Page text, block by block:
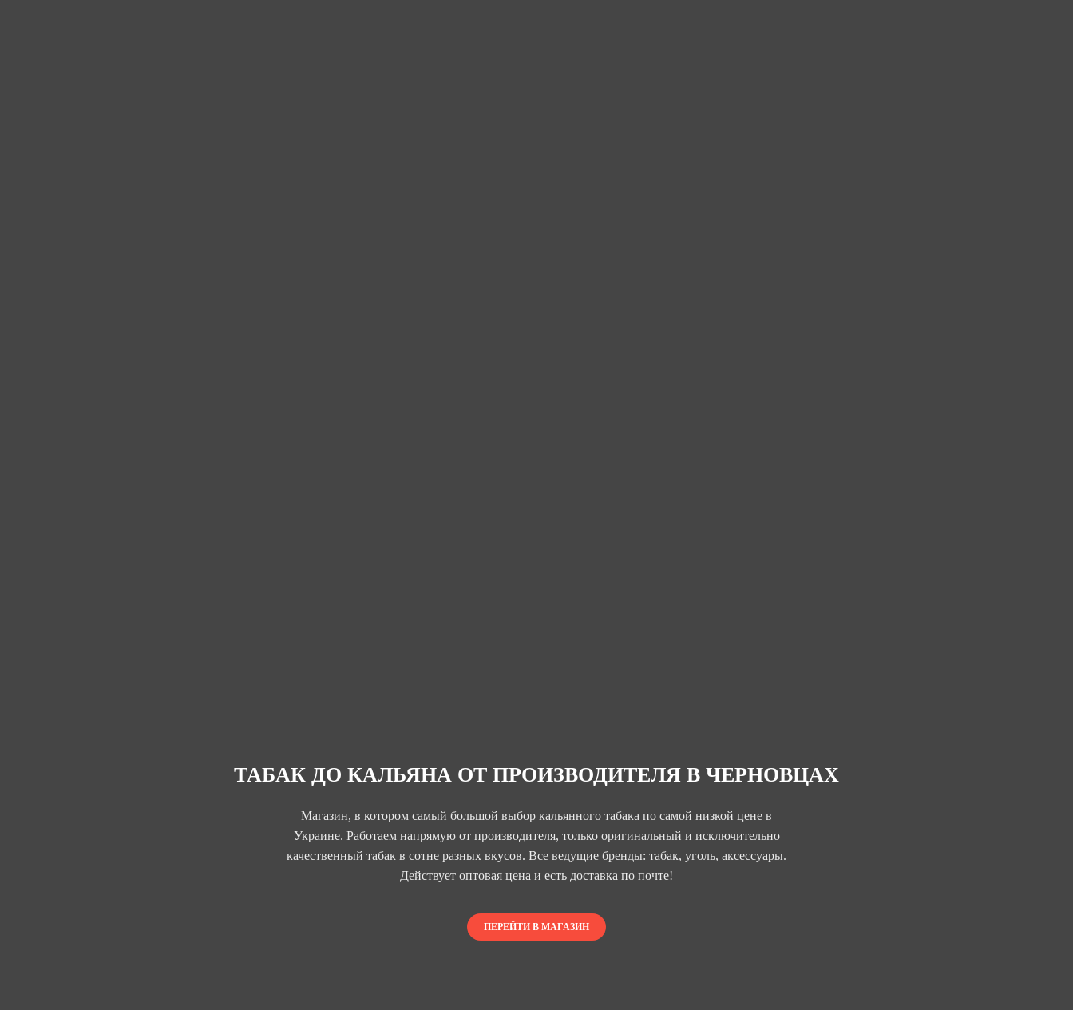
ТАБАК ДО КАЛЬЯНА ОТ ПРОИЗВОДИТЕЛЯ В ЧЕРНОВЦАХ
Магазин, в котором самый большой выбор кальянного табака по самой низкой цене в
Украине. Работаем напрямую от производителя, только оригинальный и исключительно
качественный табак в сотне разных вкусов. Все ведущие бренды: табак, уголь, аксессуары.
Действует оптовая цена и есть доставка по почте!
ПЕРЕЙТИ В МАГАЗИН